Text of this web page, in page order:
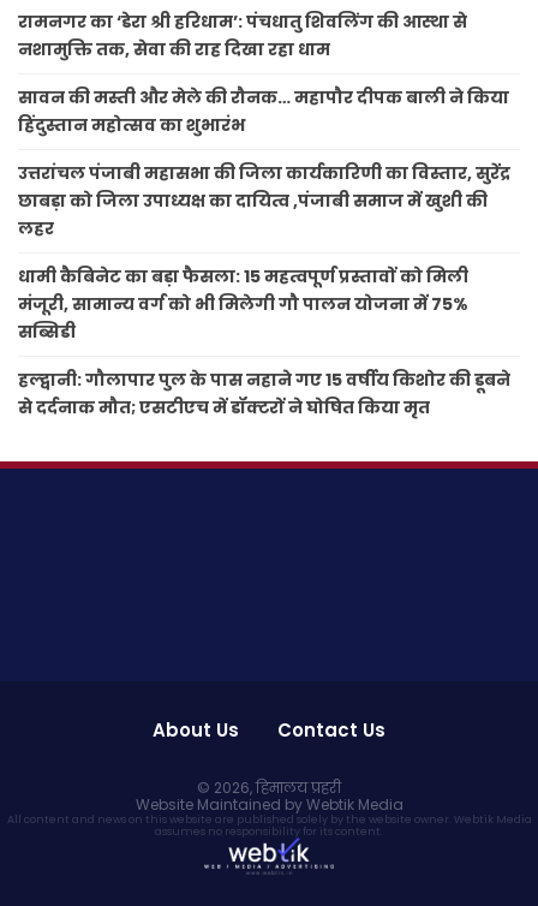
रामनगर का ‘डेरा श्री हरिधाम’: पंचधातु शिवलिंग की आस्था से
नशामुक्ति तक, सेवा की राह दिखा रहा धाम
सावन की मस्ती और मेले की रौनक… महापौर दीपक बाली ने किया
हिंदुस्तान महोत्सव का शुभारंभ
उत्तरांचल पंजाबी महासभा की जिला कार्यकारिणी का विस्तार, सुरेंद्र
छाबड़ा को जिला उपाध्यक्ष का दायित्व ,पंजाबी समाज में खुशी की
लहर
धामी कैबिनेट का बड़ा फैसला: 15 महत्वपूर्ण प्रस्तावों को मिली
मंजूरी, सामान्य वर्ग को भी मिलेगी गौ पालन योजना में 75%
सब्सिडी
हल्द्वानी: गौलापार पुल के पास नहाने गए 15 वर्षीय किशोर की डूबने
से दर्दनाक मौत; एसटीएच में डॉक्टरों ने घोषित किया मृत
About Us Contact Us
© 2026,हिमालय प्रहरी
Website Maintained by Webtik Media
All content and news on this website are published solely by the website owner. Webtik Media
assumes no responsibility for its content.